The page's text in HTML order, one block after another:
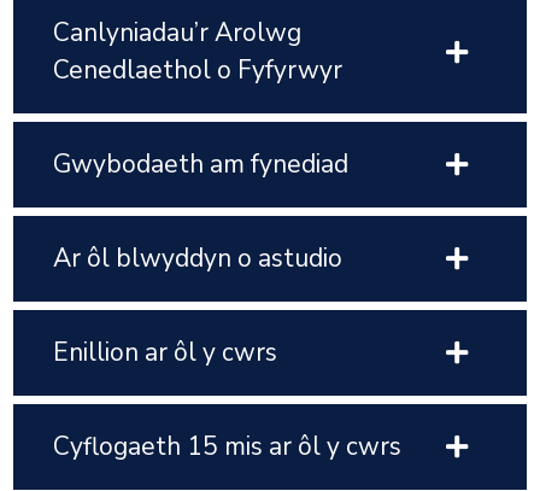
Canlyniadau’r Arolwg
Cenedlaethol o Fyfyrwyr
Gwybodaeth am fynediad
Ar ôl blwyddyn o astudio
Enillion ar ôl y cwrs
Cyflogaeth 15 mis ar ôl y cwrs